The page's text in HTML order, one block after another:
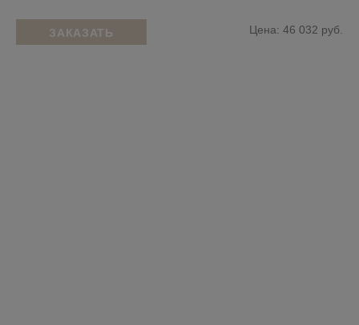
ЗАКАЗАТЬ Цена: 46 032 руб.